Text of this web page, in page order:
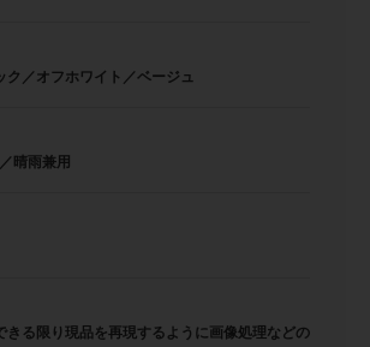
ク／オフホワイト／ベージュ
晴雨兼用
る限り現品を再現するように画像処理などの